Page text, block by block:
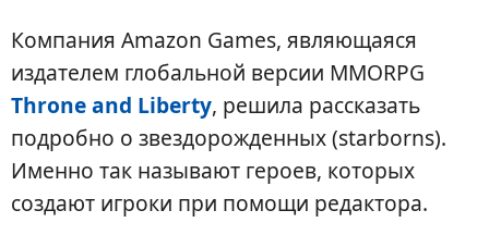
Компания Amazon Games, являющаяся
издателем глобальной версии MMORPG
Throne and Liberty, решила рассказать
подробно о звездорожденных (starborns).
Именно так называют героев, которых
создают игроки при помощи редактора.